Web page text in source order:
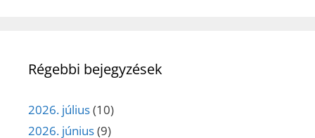
Régebbi bejegyzések
2026. július(10)
2026. június(9)